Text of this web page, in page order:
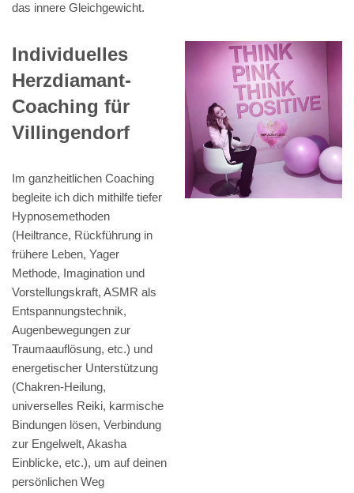
das innere Gleichgewicht.
Individuelles
Herzdiamant-
Coaching für
Villingendorf
Im ganzheitlichen Coaching
begleite ich dich mithilfe tiefer
Hypnosemethoden
(Heiltrance, Rückführung in
frühere Leben, Yager
Methode, Imagination und
Vorstellungskraft, ASMR als
Entspannungstechnik,
Augenbewegungen zur
Traumaauflösung, etc.) und
energetischer Unterstützung
(Chakren-Heilung,
universelles Reiki, karmische
Bindungen lösen, Verbindung
zur Engelwelt, Akasha
Einblicke, etc.), um auf deinen
persönlichen Weg